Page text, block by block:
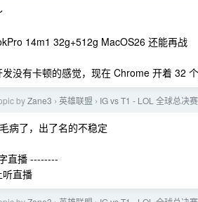
14m1 32g+512g MacOS26 还能再战
没有卡顿的感觉，现在 Chrome 开着 32 个
byZane3 › 英雄联盟 › IG vs T1 - LOL 全球总决赛
病了，出了名的不稳定
直播 --------
听直播